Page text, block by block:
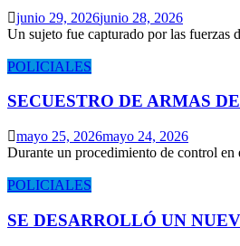
junio 29, 2026junio 28, 2026
Un sujeto fue capturado por las
POLICIALES
SECUESTRO DE ARMAS
mayo 25, 2026mayo 24, 2026
Durante un procedimiento de control
POLICIALES
SE DESARROLLÓ UN